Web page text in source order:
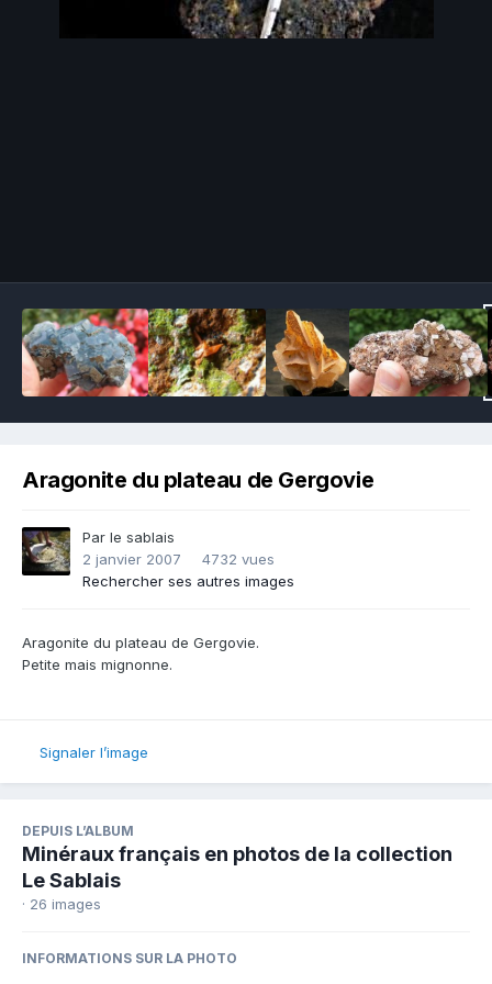
Aragonite du plateau de Gergovie
Par le sablais
2 janvier 2007
4732 vues
Rechercher ses autres images
Aragonite du plateau de Gergovie.
Petite mais mignonne.
Signaler l’image
DEPUIS L’ALBUM
Minéraux français en photos de la collection
Le Sablais
· 26 images
INFORMATIONS SUR LA PHOTO